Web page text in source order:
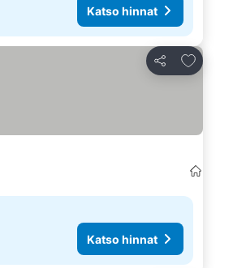
Katso hinnat
Jaa
Lisää
Katso hinnat